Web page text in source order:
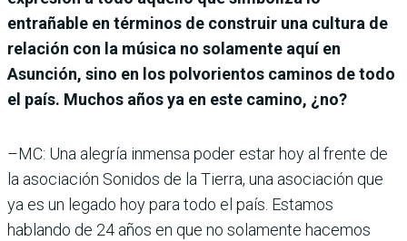
entrañable en términos de construir una cultura de
relación con la música no solamente aquí en
Asunción, sino en los polvorientos caminos de todo
el país. Muchos años ya en este camino, ¿no?
–MC: Una alegría inmensa poder estar hoy al frente de
la asociación Sonidos de la Tierra, una asociación que
ya es un legado hoy para todo el país. Estamos
hablando de 24 años en que no solamente hacemos